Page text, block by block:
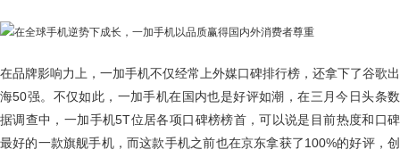
在品牌影响力上，一加手机不仅经常上外媒口碑排行榜，还拿下了谷歌出
海50强。不仅如此，一加手机在国内也是好评如潮，在三月今日头条数
据调查中，一加手机5T位居各项口碑榜榜首，可以说是目前热度和口碑
最好的一款旗舰手机，而这款手机之前也在京东拿获了100%的好评，创